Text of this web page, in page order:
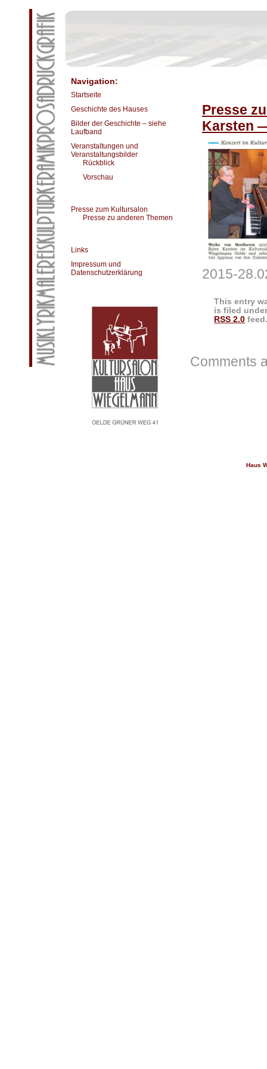
Presse
Karsten
2015-
This entry
is filed
RSS 2.0
Comments
Navigation:
Startseite
Geschichte des Hauses
Bilder der Geschichte – siehe
Laufband
Veranstaltungen und
Veranstaltungsbilder
Rückblick
Vorschau
Presse zum Kultursalon
Presse zu anderen Themen
Links
Impressum und
Datenschutzerklärung
Haus